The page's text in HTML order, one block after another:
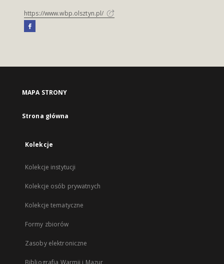
https://www.wbp.olsztyn.pl/
MAPA STRONY
Strona główna
Kolekcje
Kolekcje instytucji
Kolekcje osób prywatnych
Kolekcje tematyczne
Formy zbiorów
Zasoby elektroniczne
Bibliografia Warmii i Mazur